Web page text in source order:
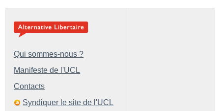
Qui sommes-nous ?
Manifeste de l'UCL
Contacts
Syndiquer le site de l'UCL